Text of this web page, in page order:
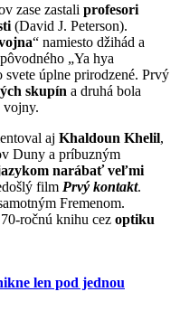
zase zastali profesori
(David J. Peterson).
“ namiesto džihád a
„Ya hya
úplne prirodzené. Prvý
skupín a druhá bola
vojny.
aj Khaldoun Khelil,
Duny a príbuzným
narábať veľmi
film Prvý kontakt.
Fremenom.
ročnú knihu cez optiku
len pod jednou